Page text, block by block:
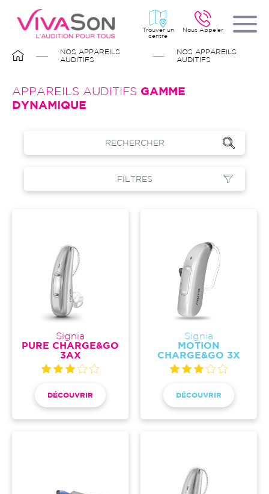
contenu
principal
Nous Appeler
Trouver un
centre
FIL
D'ARIANE
NOS APPAREILS
AUDITIFS
NOS APPAREILS
AUDITIFS
APPAREILS AUDITIFS GAMME
DYNAMIQUE
RECHERCHER
FILTRES
Signia
PURE CHARGE&GO
3AX
DÉCOUVRIR
Signia
MOTION
CHARGE&GO 3X
DÉCOUVRIR